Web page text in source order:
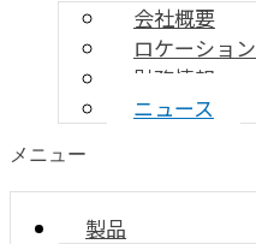
会社概要
ロケーション
財務情報
ニュース
メニュー
製品